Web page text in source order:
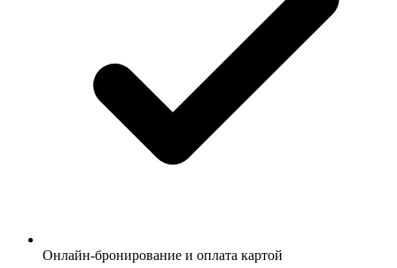
Онлайн-бронирование и оплата картой